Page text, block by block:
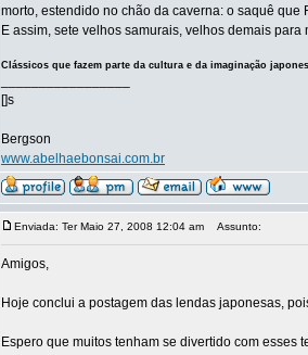
morto, estendido no chão da caverna: o saquê
E assim, sete velhos samurais, velhos demais
Clássicos que fazem parte da cultura e da imaginação
[]s
Bergson
www.abelhaebonsai.com.br
Enviada: Ter Maio 27, 2008 12:04 am Assunto:
Amigos,
Hoje conclui a postagem das lendas japonesas,
Espero que muitos tenham se divertido com esses